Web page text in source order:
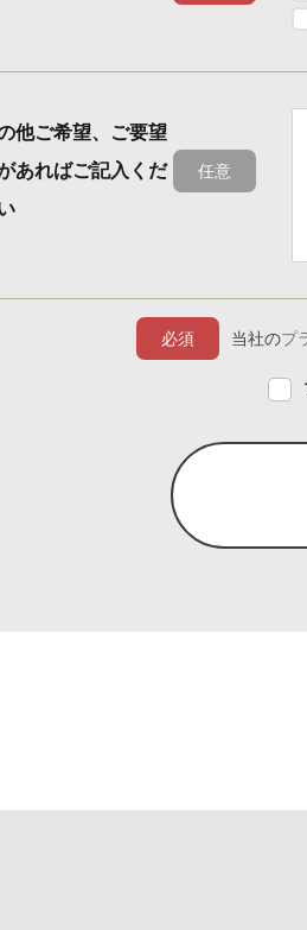
他ご希望、ご要望
あればご記入くだ
任意
必須 当社のプ